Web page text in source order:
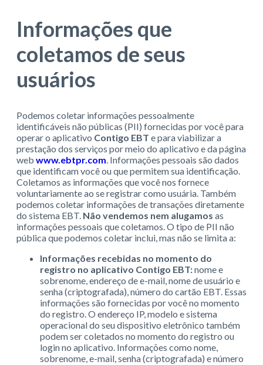
Informações que
coletamos de seus
usuários
Podemos coletar informações pessoalmente
identificáveis não públicas (PII) fornecidas por você para
operar o aplicativo Contigo EBT e para viabilizar a
prestação dos serviços por meio do aplicativo e da página
web www.ebtpr.com. Informações pessoais são dados
que identificam você ou que permitem sua identificação.
Coletamos as informações que você nos fornece
voluntariamente ao se registrar como usuária. Também
podemos coletar informações de transações diretamente
do sistema EBT. Não vendemos nem alugamos as
informações pessoais que coletamos. O tipo de PII não
pública que podemos coletar inclui, mas não se limita a:
Informações recebidas no momento do
registro no aplicativo Contigo EBT:nome e
sobrenome, endereço de e-mail, nome de usuário e
senha (criptografada), número do cartão EBT. Essas
informações são fornecidas por você no momento
do registro. O endereço IP, modelo e sistema
operacional do seu dispositivo eletrônico também
podem ser coletados no momento do registro ou
login no aplicativo. Informações como nome,
sobrenome, e-mail, senha (criptografada) e número